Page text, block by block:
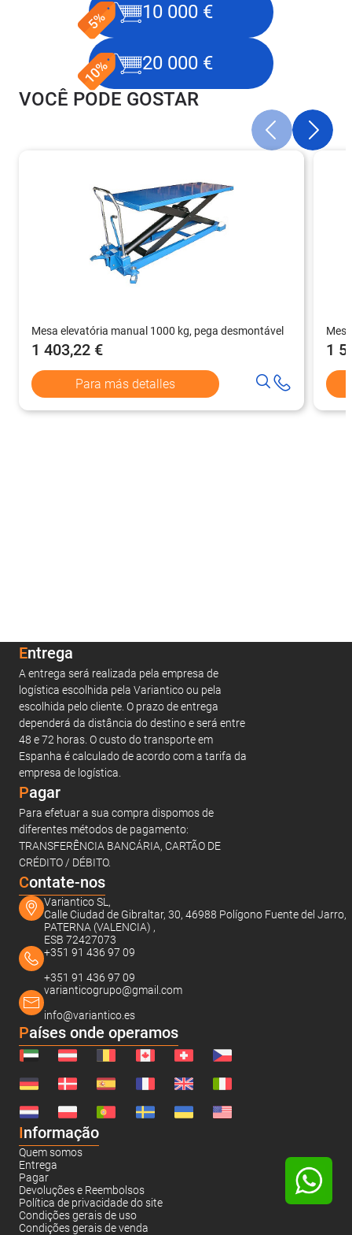
10 000 €
20 000 €
VOCÊ PODE GOSTAR
Mesa elevatória manual 1000 kg, pega desmontável
1 403,22 €
Para más detalles
1
Entrega
A entrega será realizada pela empresa de
logística escolhida pela Variantico ou pela
escolhida pelo cliente. O prazo de entrega
dependerá da distância do destino e será entre
48 e 72 horas. O custo do transporte em
Espanha é calculado de acordo com a tarifa da
empresa de logística.
Pagar
Para efetuar a sua compra dispomos de
diferentes métodos de pagamento:
TRANSFERÊNCIA BANCÁRIA, CARTÃO DE
CRÉDITO / DÉBITO.
Contate-nos
Variantico SL,
Calle Ciudad de Gibraltar, 30, 46988 Polígono Fuente del Jarro,
PATERNA (VALENCIA) ,
ESB 72427073
+351 91 436 97 09
+351 91 436 97 09
varianticogrupo@gmail.com
info@variantico.es
Países onde operamos
Informação
Quem somos
Entrega
Pagar
Devoluções e Reembolsos
Política de privacidade do site
Condições gerais de uso
Condições gerais de venda